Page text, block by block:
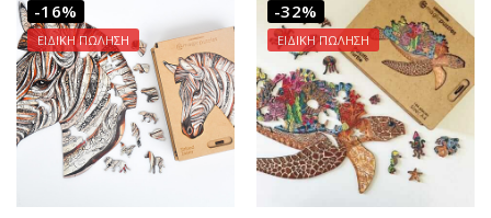
-16%
ΕΙΔΙΚΗ ΠΩΛΗΣΗ
-32%
ΕΙΔΙΚΗ ΠΩΛΗΣΗ